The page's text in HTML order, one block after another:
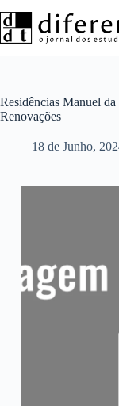
para
o
Residências Manuel
Renovações
18 de Junho,